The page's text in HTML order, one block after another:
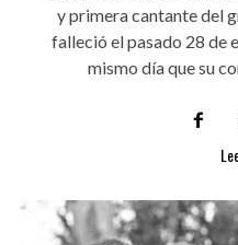
y primera cantante del
falleció el pasado 28 de
mismo día que su